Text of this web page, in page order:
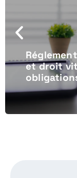
et droit